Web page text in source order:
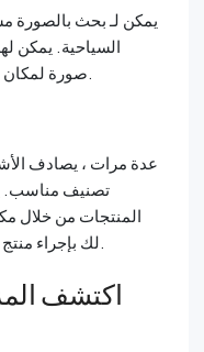
يمكن لـ بحث بالصورة
السياحية. يمكن
عدة مرات ، يصادف
تصنيف مناسب.
المنتجات من خلال
اكتشف